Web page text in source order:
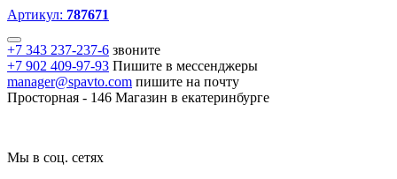
Артикул: 787671
+7 343 237-237-6 звоните
+7 902 409-97-93 Пишите в мессенджеры
manager@spavto.com пишите на почту
Просторная - 146 Магазин в екатеринбурге
Мы в соц. сетях